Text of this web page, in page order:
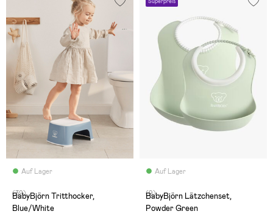
Auf Lager
(39)
BabyBjörn Tritthocker,
Blue/White
Auf Lager
(9)
BabyBjörn Lätzchenset,
Powder Green